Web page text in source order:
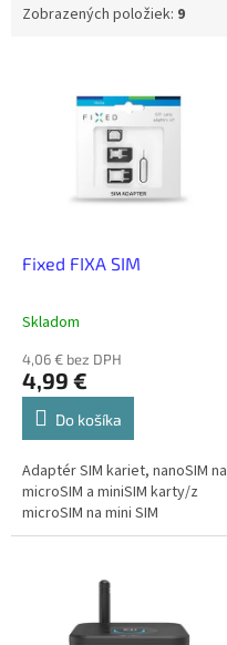
Zobrazených položiek: 9
Fixed FIXA SIM
Skladom
4,06 € bez DPH
4,99 €
Do košíka
Adaptér SIM kariet, nanoSIM na
microSIM a miniSIM karty/z
microSIM na mini SIM